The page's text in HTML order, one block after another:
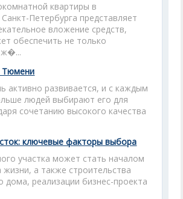
квартиры в
Петербурга представляет
вложение средств,
обеспечить не только
Тюмени
активно развивается, и с каждым
людей выбирают его для
сочетанию высокого качества
ключевые факторы выбора
участка может стать началом
жизни, а также строительства
дома, реализации бизнес-проекта